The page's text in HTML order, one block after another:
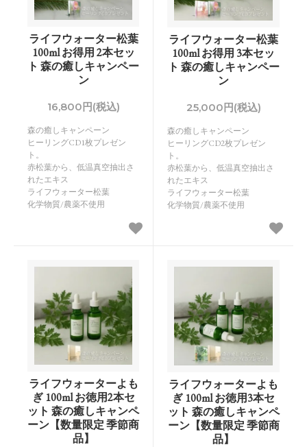
ライフウォーター松葉
100ml お得用 2本セッ
ト 森の癒しキャンペー
ン
16,800円(税込)
森の癒しキャンペーン
ヒーリングCD1枚プレゼン
ト。
赤松葉から、低温真空抽出さ
れたエキス
ライフウォーター松葉
化学物質/農薬不使用
ライフウォーター松葉
100ml お得用 3本セッ
ト 森の癒しキャンペー
ン
25,000円(税込)
森の癒しキャンペーン
ヒーリングCD2枚プレゼン
ト。
赤松葉から、低温真空抽出さ
れたエキス
ライフウォーター松葉
化学物質/農薬不使用
ライフウォーターよも
ぎ 100ml お徳用2本セ
ット 森の癒しキャンペ
ーン【数量限定 季節商
品】
ライフウォーターよも
ぎ 100ml お徳用3本セ
ット 森の癒しキャンペ
ーン【数量限定 季節商
品】